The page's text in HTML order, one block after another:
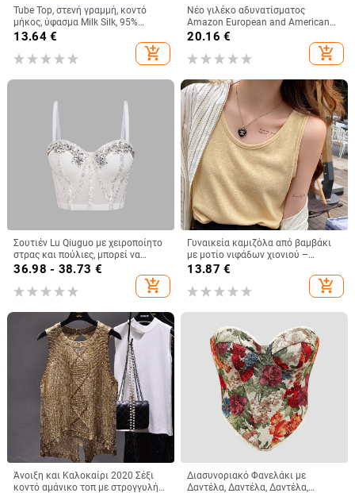
Tube Top, στενή γραμμή, κοντό
μήκος, ύφασμα Milk Silk, 95%
πολυεστέρας και σπάντεξ, χωρίς
13.64€
add_shopping_cart
Νέο γιλέκο αδυνατίσματος
Amazon European and American
Street Spice Girl Lace Eyelashes
Γυναικείο 9018
20.16 €
add_shopping_cart
Σουτιέν Lu Qiuguo με χειροποίητο
στρας και πούλιες, μπορεί να
φορεθεί και έξω, σε καθαρό
χρώμα, μικρό γυναικείο φανελάκι
Db1750
36.98 - 38.73 €
add_shopping_cart
Γυναικεία καμιζόλα από βαμβάκι
με μοτίο νιφάδων χιονιού –
φαρδιά, χωρίς μανίκια κορμί για το
καλοκαίρι, για layering, με διπλές
τιράντες
13.87 €
add_shopping_cart
Άνοιξη και Καλοκαίρι 2020 Σέξι
κοντό αμάνικο τοπ με στρογγυλή
Διασυνοριακό Φανελάκι με
Δαντέλα, Δαντέλα, Δαντέλα,